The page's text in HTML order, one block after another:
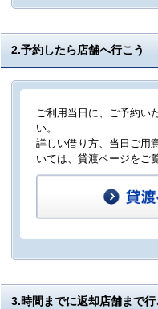
2.予約したら店舗へ行こう
ご利用当日に、ご予約い
い。
詳しい借り方、当日ご用
いては、貸渡ページをご
3.時間までに返却店舗まで行